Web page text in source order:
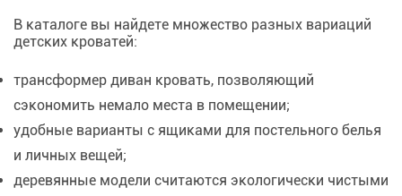
В каталоге вы найдете множество разных вариаций
детских кроватей:
трансформер диван кровать, позволяющий
сэкономить немало места в помещении;
удобные варианты с ящиками для постельного белья
и личных вещей;
деревянные модели считаются экологически чистыми